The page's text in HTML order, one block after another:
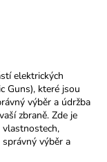
elektrických
Guns), které jsou
výběr a údržba
zbraně. Zde je
výběr a